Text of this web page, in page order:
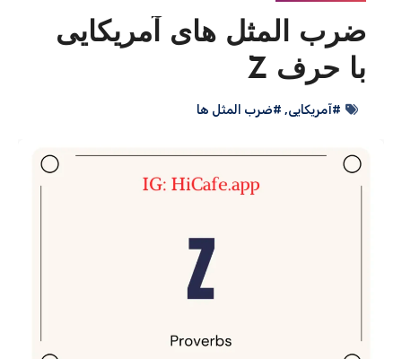
ضرب المثل های آمریکایی
با حرف Z
#آمریکایی, #ضرب المثل ها